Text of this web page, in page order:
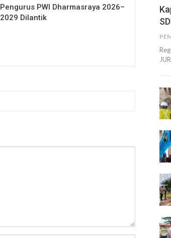
Pengurus PWI Dharmasraya 2026–
2029 Dilantik